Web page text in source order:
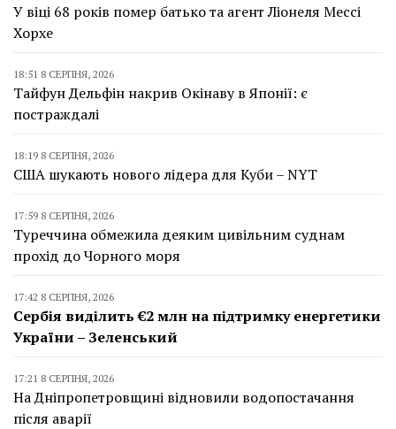
У віці 68 років помер батько та агент Ліонеля Мессі
Хорхе
18:51 8 СЕРПНЯ, 2026
Тайфун Дельфін накрив Окінаву в Японії: є
постраждалі
18:19 8 СЕРПНЯ, 2026
США шукають нового лідера для Куби – NYT
17:59 8 СЕРПНЯ, 2026
Туреччина обмежила деяким цивільним суднам
прохід до Чорного моря
17:42 8 СЕРПНЯ, 2026
Сербія виділить €2 млн на підтримку енергетики
України – Зеленський
17:21 8 СЕРПНЯ, 2026
На Дніпропетровщині відновили водопостачання
після аварії